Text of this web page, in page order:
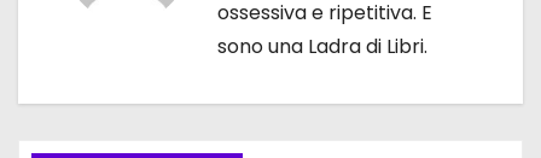
ossessiva e ripetitiva. E
sono una Ladra di Libri.